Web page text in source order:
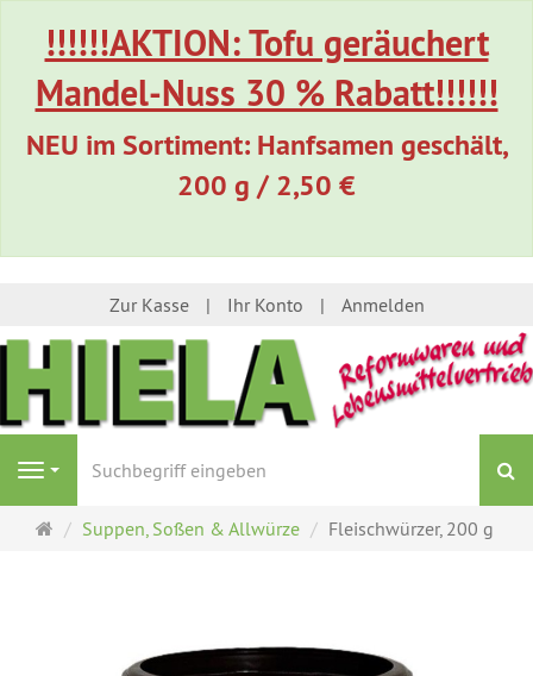
!!!!!!AKTION: Tofu geräuchert
Mandel-Nuss 30 % Rabatt!!!!!!
NEU im Sortiment: Hanfsamen geschält,
200 g / 2,50 €
Zur Kasse Ihr Konto Anmelden
Navigation
Startseite
Suppen, Soßen & Allwürze Fleischwürzer, 200 g